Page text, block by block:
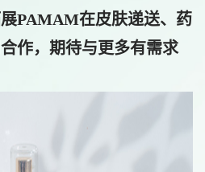
PAMAM在皮肤递送、药
作，期待与更多有需求